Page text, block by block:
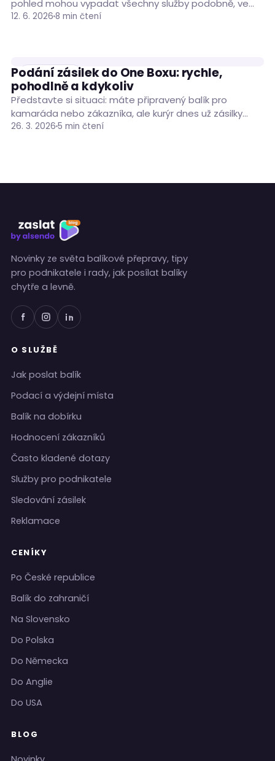
pohled mohou vypadat všechny služby podobně, ve
skutečnosti se ale liší cenou, způsobem doručení…
12. 6. 2026 8 min čtení
DOPRAVCI
Podání zásilek do One Boxu: rychle,
pohodlně a kdykoliv
Představte si situaci: máte připravený balík pro
kamaráda nebo zákazníka, ale kurýr dnes už zásilky
odvezl a výdejní místo se zavřelo. Namísto…
26. 3. 2026 5 min čtení
Novinky ze světa balíkové přepravy, tipy
pro podnikatele i rady, jak posílat balíky
chytře a levně.
O SLUŽBĚ
Jak poslat balík
Podací a výdejní místa
Balík na dobírku
Hodnocení zákazníků
Často kladené dotazy
Služby pro podnikatele
Sledování zásilek
Reklamace
CENÍKY
Po České republice
Balík do zahraničí
Na Slovensko
Do Polska
Do Německa
Do Anglie
Do USA
BLOG